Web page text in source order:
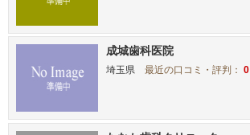
成城歯科医院
埼玉県 最近の口コミ・評判：0